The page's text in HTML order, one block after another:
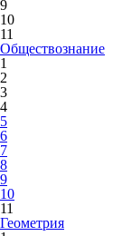
9
10
11
Обществознание
1
2
3
4
5
6
7
8
9
10
11
Геометрия